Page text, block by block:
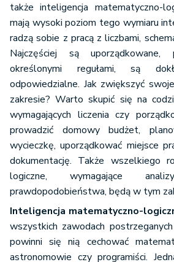
także inteligencja matematyczno-
mają wysoki poziom tego wymiaru
radzą sobie z pracą z liczbami,
Najczęściej są
określonymi regułami, są
odpowiedzialne. Jak zwiększyć
zakresie? Warto skupić się na
wymagających liczenia czy
prowadzić domowy budżet,
wycieczkę, uporządkować miejsce
dokumentację. Także wszelkiego
logiczne, wymagające
prawdopodobieństwa, będą w tym
Inteligencja matematyczno-
wszystkich zawodach
powinni się nią cechować
astronomowie czy programiści.